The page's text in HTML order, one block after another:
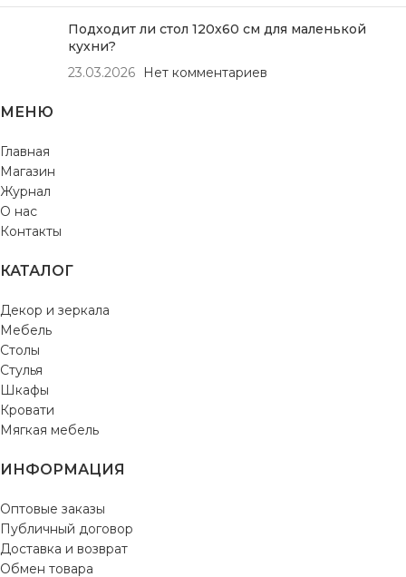
Подходит ли стол 120х60 см для маленькой
кухни?
23.03.2026
Нет комментариев
МЕНЮ
Главная
Магазин
Журнал
О нас
Контакты
КАТАЛОГ
Декор и зеркала
Мебель
Столы
Стулья
Шкафы
Кровати
Мягкая мебель
ИНФОРМАЦИЯ
Оптовые заказы
Публичный договор
Доставка и возврат
Обмен товара